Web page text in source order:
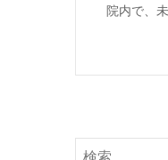
院内で、